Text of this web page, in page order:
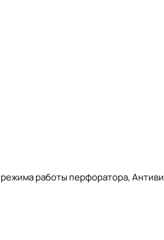
работы перфоратора,